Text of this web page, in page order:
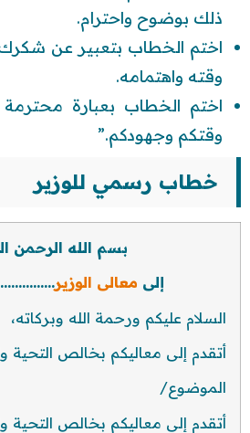
ذلك بوضوح واحترام.
اختم الخطاب بتعبير عن شكرك
وقته واهتمامه.
اختم الخطاب بعبارة
وقتكم وجهودكم.”
خطاب رسمي للوزير
بسم الله الرحمن
إلى معالى الوزير
السلام عليكم ورحمة الله وبركاته،
أتقدم إلى معاليكم بخالص التحية
الموضوع/
أتقدم إلى معاليكم بخالص التحية